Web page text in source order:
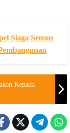
Siaga Sensus
Kepada